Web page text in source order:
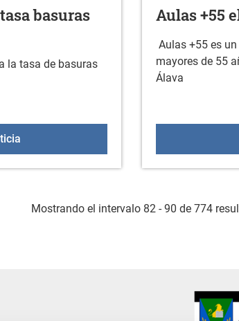
basuras
la tasa de basuras
Nota informativa tasa basuras 2026
Aulas +55
Aulas +55 es
mayores de 55
Álava
Mostrando el intervalo 82 - 90 de 774